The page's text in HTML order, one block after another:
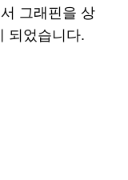
그래핀을 상
되었습니다.